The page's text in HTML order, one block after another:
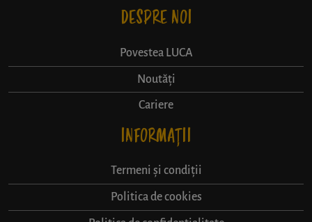
DESPRE NOI
Povestea LUCA
Noutăți
Cariere
INFORMAȚII
Termeni și condiții
Politica de cookies